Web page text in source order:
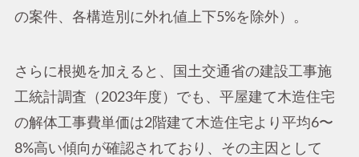
の案件、各構造別に外れ値上下5%を除外）。
さらに根拠を加えると、国土交通省の建設工事施
工統計調査（2023年度）でも、平屋建て木造住宅
の解体工事費単価は2階建て木造住宅より平均6〜
8%高い傾向が確認されており、その主因として